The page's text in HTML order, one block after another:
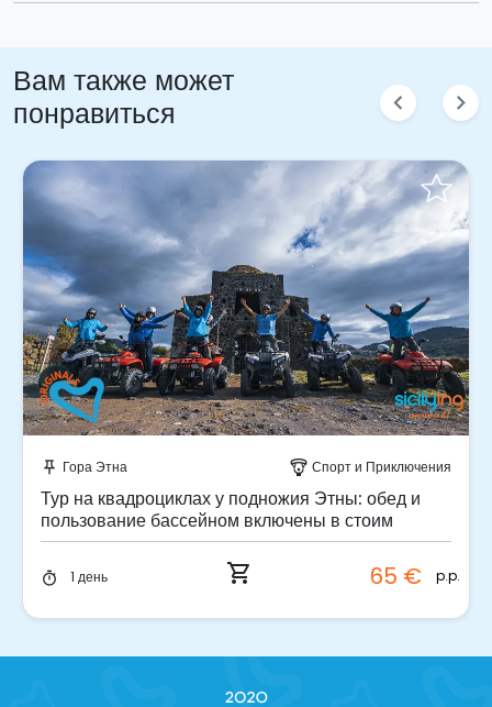
Вам также может
понравиться
chevron_left chevron_right
push_pin Гора Этна paragliding Спорт и Приключения
Тур на квадроциклах у подножия Этны: обед и
пользование бассейном включены в стоим
timer 1 день shopping_cart 65 € p.p.